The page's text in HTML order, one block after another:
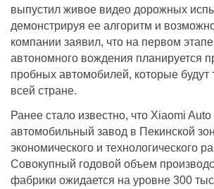
выпустил живое видео дорожных
демонстрируя ее алгоритм и
компании заявил, что на первом
автономного вождения планируется
пробных автомобилей, которые будут
всей стране.
Ранее стало известно, что Xiaomi Auto
автомобильный завод в Пекинской
экономического и технологического
Совокупный годовой объем
фабрики ожидается на уровне 300